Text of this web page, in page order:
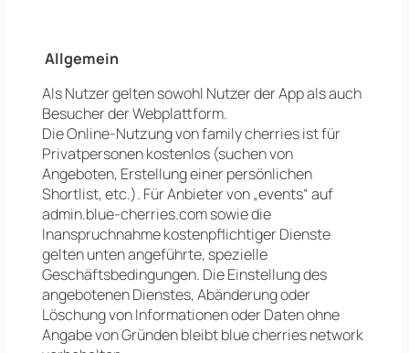
Allgemein
Als Nutzer gelten sowohl Nutzer der App als auch
Besucher der Webplattform.
Die Online-Nutzung von family cherries ist für
Privatpersonen kostenlos (suchen von
Angeboten, Erstellung einer persönlichen
Shortlist, etc.). Für Anbieter von „events“ auf
admin.blue-cherries.com sowie die
Inanspruchnahme kostenpflichtiger Dienste
gelten unten angeführte, spezielle
Geschäftsbedingungen. Die Einstellung des
angebotenen Dienstes, Abänderung oder
Löschung von Informationen oder Daten ohne
Angabe von Gründen bleibt blue cherries network